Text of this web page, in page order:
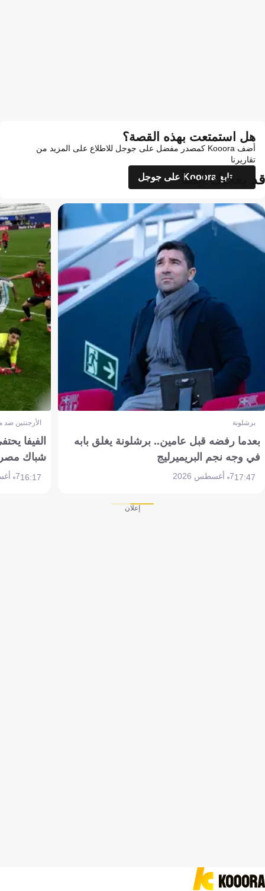
هل استمتعت بهذه القصة؟
أضف Kooora كمصدر مفضل على جوجل للاطلاع على المزيد من
تقاريرنا
تابع Kooora على جوجل
قد يعجبك أيضاً
برشلونة
بعدما رفضه قبل عامين.. برشلونة يغلق بابه
في وجه نجم البريميرليج
17:477 أغسطس 2026
الأرجنتين
الفيفا
شباك
16:177 أغسطس 2026
إعلان